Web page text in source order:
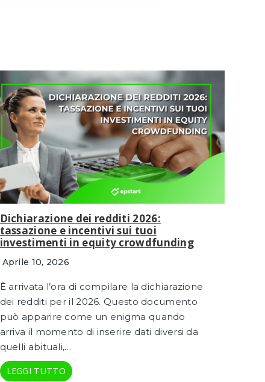
Dichiarazione dei redditi 2026:
tassazione e incentivi sui tuoi
investimenti in equity crowdfunding
Aprile 10, 2026
È arrivata l’ora di compilare la dichiarazione
dei redditi per il 2026. Questo documento
può apparire come un enigma quando
arriva il momento di inserire dati diversi da
quelli abituali,…
LEGGI TUTTO